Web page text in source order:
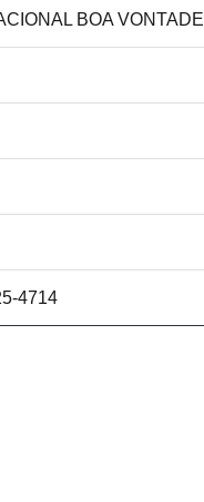
BOA VONTADE
4714